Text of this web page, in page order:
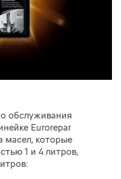
обслуживания
Eurorepar
масел, которые
1 и 4 литров,